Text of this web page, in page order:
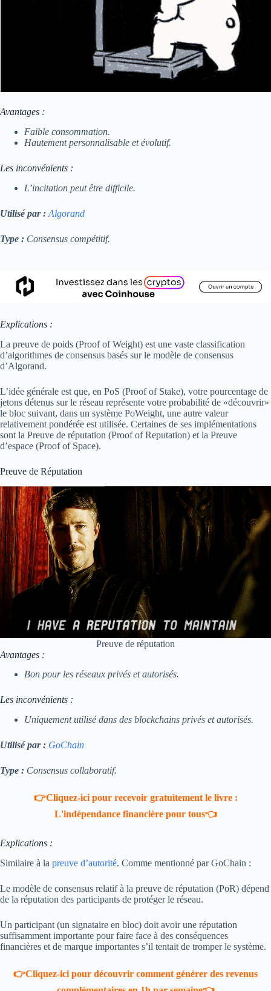
Avantages :
Faible consommation.
Hautement personnalisable et évolutif.
Les inconvénients :
L’incitation peut être difficile.
Utilisé par : Algorand
Type : Consensus compétitif.
Explications :
La preuve de poids (Proof of Weight) est une vaste classification
d’algorithmes de consensus basés sur le modèle de consensus
d’Algorand.
L’idée générale est que, en PoS (Proof of Stake), votre pourcentage de
jetons détenus sur le réseau représente votre probabilité de «découvrir»
le bloc suivant, dans un système PoWeight, une autre valeur
relativement pondérée est utilisée. Certaines de ses implémentations
sont la Preuve de réputation (Proof of Reputation) et la Preuve
d’espace (Proof of Space).
Preuve de Réputation
Preuve de réputation
Avantages :
Bon pour les réseaux privés et autorisés.
Les inconvénients :
Uniquement utilisé dans des blockchains privés et autorisés.
Utilisé par : GoChain
Type : Consensus collaboratif.
👉Cliquez-ici pour recevoir gratuitement le livre :
L'indépendance financière pour tous👈
Explications :
Similaire à la preuve d’autorité. Comme mentionné par GoChain :
Le modèle de consensus relatif à la preuve de réputation (PoR) dépend
de la réputation des participants de protéger le réseau.
Un participant (un signataire en bloc) doit avoir une réputation
suffisamment importante pour faire face à des conséquences
financières et de marque importantes s’il tentait de tromper le système.
👉Cliquez-ici pour découvrir comment générer des revenus